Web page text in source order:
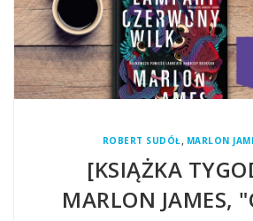
ROBERT SUDÓŁ, MARLON
[KSIĄŻKA
MARLON JAMES,